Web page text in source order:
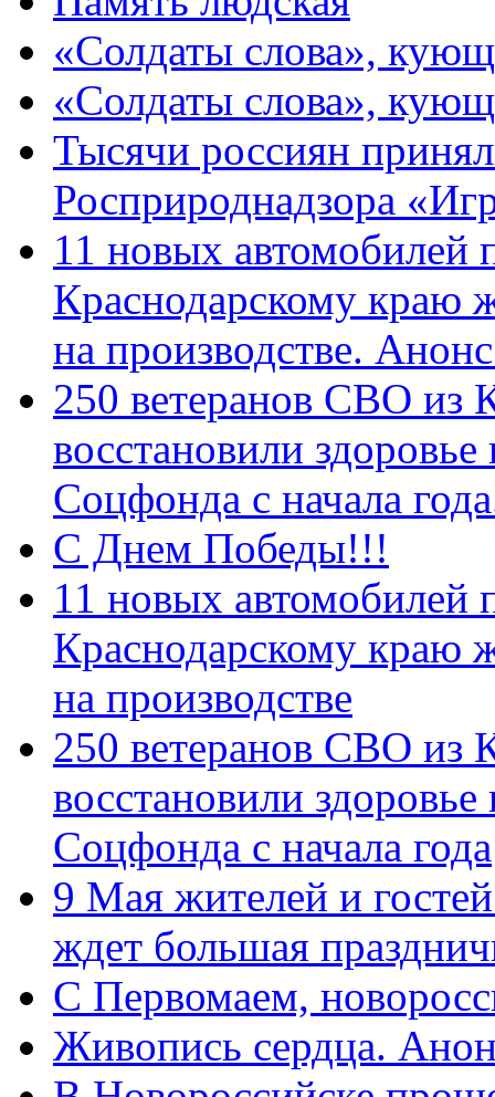
«Солдаты слова»,
«Солдаты слова»,
Тысячи россиян
Росприроднадзора
11 новых автомобилей
Краснодарскому краю
на производстве.
250 ветеранов СВО из
восстановили
Соцфонда с начала
С Днем Победы!!!
11 новых автомобилей
Краснодарскому краю
на производстве
250 ветеранов СВО из
восстановили
Соцфонда с начала года
9 Мая жителей и
ждет большая
C Первомаем,
Живопись сердца.